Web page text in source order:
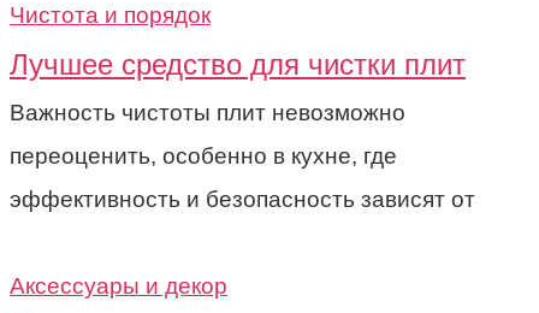
Чистота и порядок
Лучшее средство для чистки плит
Важность чистоты плит невозможно
переоценить, особенно в кухне, где
эффективность и безопасность зависят от
Аксессуары и декор